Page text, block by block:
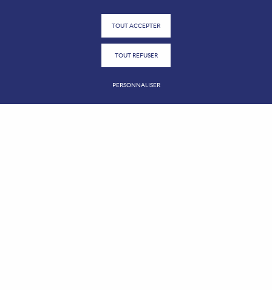
TOUT ACCEPTER
TOUT REFUSER
PERSONNALISER